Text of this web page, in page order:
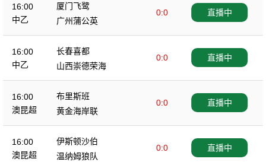
16:00
中乙
厦门飞鹭
0:0
广州蒲公英
直播中
16:00
中乙
长春喜都
0:0
山西崇德荣海
直播中
16:00
澳昆超
布里斯班
0:0
黄金海岸联
直播中
16:00
澳昆超
伊斯顿沙伯
0:0
温纳姆狼队
直播中